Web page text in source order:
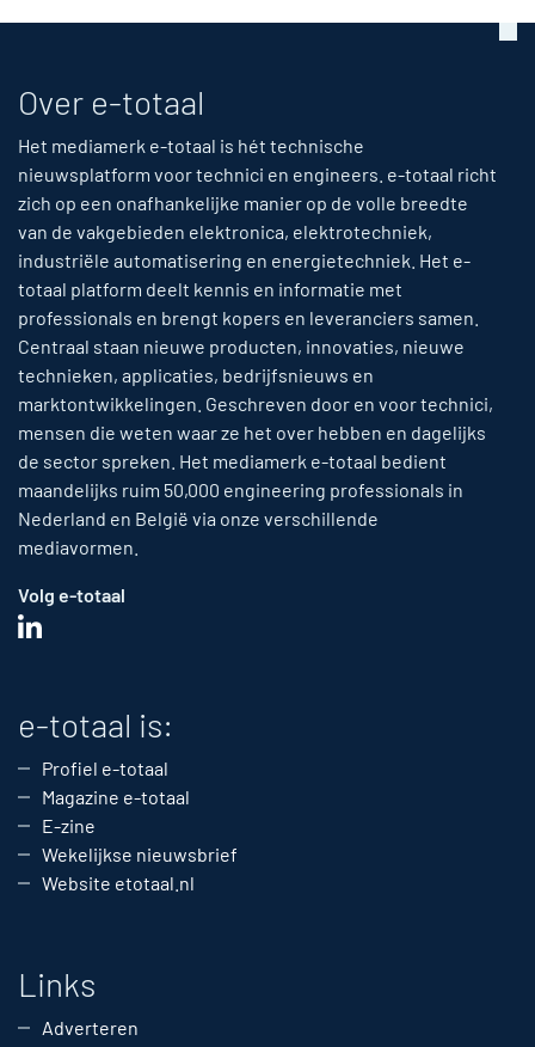
Over e-totaal
Het mediamerk e-totaal is hét technische
nieuwsplatform voor technici en engineers. e-totaal richt
zich op een onafhankelijke manier op de volle breedte
van de vakgebieden elektronica, elektrotechniek,
industriële automatisering en energietechniek. Het e-
totaal platform deelt kennis en informatie met
professionals en brengt kopers en leveranciers samen.
Centraal staan nieuwe producten, innovaties, nieuwe
technieken, applicaties, bedrijfsnieuws en
marktontwikkelingen. Geschreven door en voor technici,
mensen die weten waar ze het over hebben en dagelijks
de sector spreken. Het mediamerk e-totaal bedient
maandelijks ruim 50,000 engineering professionals in
Nederland en België via onze verschillende
mediavormen.
Volg e-totaal
e-totaal is:
Profiel e-totaal
Magazine e-totaal
E-zine
Wekelijkse nieuwsbrief
Website etotaal.nl
Links
Adverteren